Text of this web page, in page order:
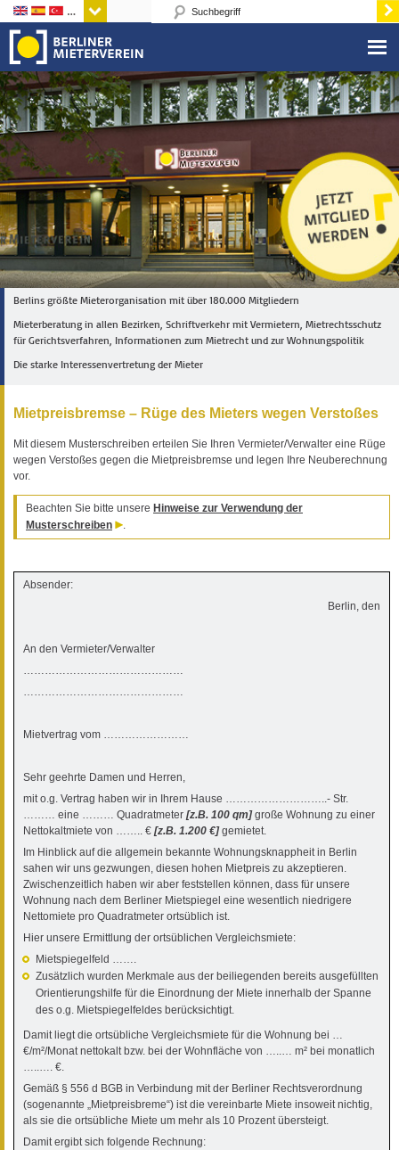
Sprachen
Berlins größte Mieterorganisation mit über 180.000 Mitgliedern
Mieterberatung in allen Bezirken, Schriftverkehr mit Vermietern, Mietrechtsschutz
für Gerichtsverfahren, Informationen zum Mietrecht und zur Wohnungspolitik
Die starke Interessenvertretung der Mieter
Mietpreisbremse – Rüge des Mieters wegen Verstoßes
Mit diesem Musterschreiben erteilen Sie Ihren Vermieter/Verwalter eine Rüge
wegen Verstoßes gegen die Mietpreisbremse und legen Ihre Neuberechnung
vor.
Beachten Sie bitte unsere Hinweise zur Verwendung der
Musterschreiben
.
Absender:
Berlin, den
An den Vermieter/Verwalter
………………………………………
………………………………………
Mietvertrag vom ……………………
Sehr geehrte Damen und Herren,
mit o.g. Vertrag haben wir in Ihrem Hause ………………………..- Str.
……… eine ……… Quadratmeter [z.B. 100 qm]große Wohnung zu einer
Nettokaltmiete von …….. € [z.B. 1.200 €]gemietet.
Im Hinblick auf die allgemein bekannte Wohnungsknappheit in Berlin
sahen wir uns gezwungen, diesen hohen Mietpreis zu akzeptieren.
Zwischenzeitlich haben wir aber feststellen können, dass für unsere
Wohnung nach dem Berliner Mietspiegel eine wesentlich niedrigere
Nettomiete pro Quadratmeter ortsüblich ist.
Hier unsere Ermittlung der ortsüblichen Vergleichsmiete:
Mietspiegelfeld …….
Zusätzlich wurden Merkmale aus der beiliegenden bereits ausgefüllten
Orientierungshilfe für die Einordnung der Miete innerhalb der Spanne
des o.g. Mietspiegelfeldes berücksichtigt.
Damit liegt die ortsübliche Vergleichsmiete für die Wohnung bei …
€/m²/Monat nettokalt bzw. bei der Wohnfläche von …..… m² bei monatlich
…..…. €.
Gemäß § 556 d BGB in Verbindung mit der Berliner Rechtsverordnung
(sogenannte „Mietpreisbreme“) ist die vereinbarte Miete insoweit nichtig,
als sie die ortsübliche Miete um mehr als 10 Prozent übersteigt.
Damit ergibt sich folgende Rechnung: